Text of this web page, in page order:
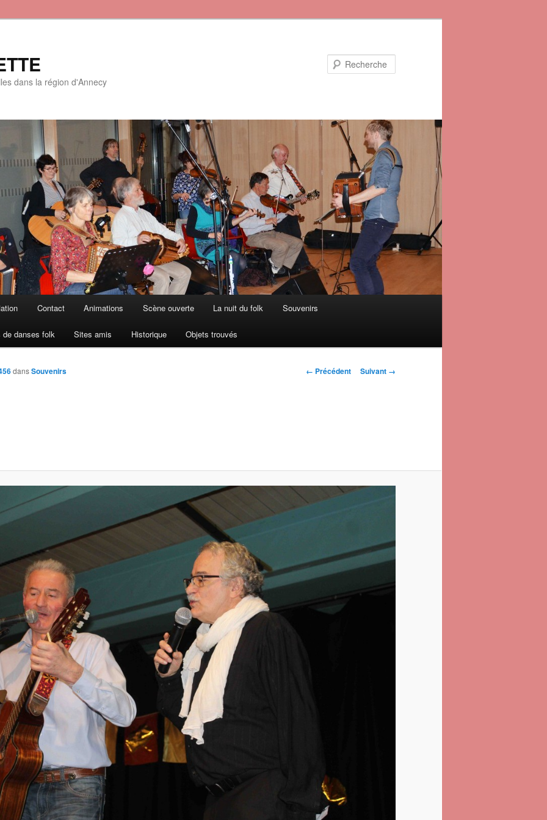
dans la région d'Annecy
Contact Animations Scène ouverte La nuit du folk Souvenirs
de danses folk Sites amis Historique Objets trouvés
Navigation des
← Précédent Suivant →
dansSouvenirs